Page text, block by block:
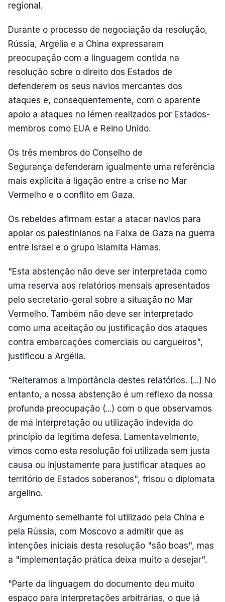
regional.
Durante o processo de negociação da resolução,
Rússia, Argélia e a China expressaram
preocupação com a linguagem contida na
resolução sobre o direito dos Estados de
defenderem os seus navios mercantes dos
ataques e, consequentemente, com o aparente
apoio a ataques no Iémen realizados por Estados-
membros como EUA e Reino Unido.
Os três membros do Conselho de
Segurança defenderam igualmente uma referência
mais explícita à ligação entre a crise no Mar
Vermelho e o conflito em Gaza.
Os rebeldes afirmam estar a atacar navios para
apoiar os palestinianos na Faixa de Gaza na guerra
entre Israel e o grupo islamita Hamas.
"Esta abstenção não deve ser interpretada como
uma reserva aos relatórios mensais apresentados
pelo secretário-geral sobre a situação no Mar
Vermelho. Também não deve ser interpretado
como uma aceitação ou justificação dos ataques
contra embarcações comerciais ou cargueiros",
justificou a Argélia.
"Reiteramos a importância destes relatórios. (...) No
entanto, a nossa abstenção é um reflexo da nossa
profunda preocupação (...) com o que observamos
de má interpretação ou utilização indevida do
princípio da legítima defesa. Lamentavelmente,
vimos como esta resolução foi utilizada sem justa
causa ou injustamente para justificar ataques ao
território de Estados soberanos", frisou o diplomata
argelino.
Argumento semelhante foi utilizado pela China e
pela Rússia, com Moscovo a admitir que as
intenções iniciais desta resolução "são boas", mas
a "implementação prática deixa muito a desejar".
"Parte da linguagem do documento deu muito
espaço para interpretações arbitrárias, o que já